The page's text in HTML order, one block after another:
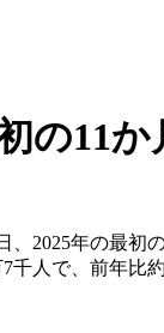
の11か
、2025年の最
千人で、前年比